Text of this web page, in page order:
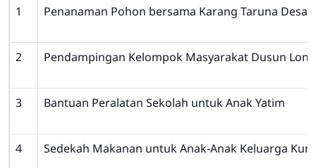
1
Penanaman Pohon bersama Karang Taruna Desa
2 Pendampingan Kelompok Masyarakat Dusun
3 Bantuan Peralatan Sekolah untuk Anak Yatim
4 Sedekah Makanan untuk Anak-Anak Keluarga